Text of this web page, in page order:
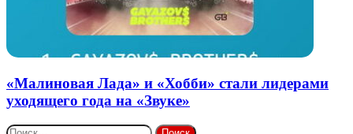
«Малиновая Лада» и «Хобби» стали лидерами
уходящего года на «Звуке»
Найти: